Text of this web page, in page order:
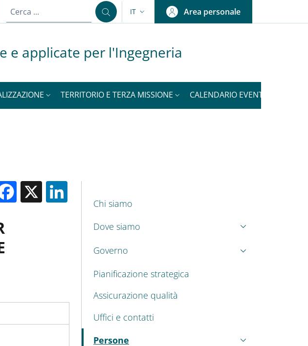
SELETTORE LINGUA: CURRENT LANGUAGE
IT Area personale
e applicate per l'Ingegneria
TERRITORIO E TERZA MISSIONE CALENDARIO EVENTI
Facebook
X
MENU CEV SECOND NAVIGATION
Chi siamo
Dove siamo
Governo
Pianificazione strategica
Assicurazione qualità
Uffici e contatti
Persone